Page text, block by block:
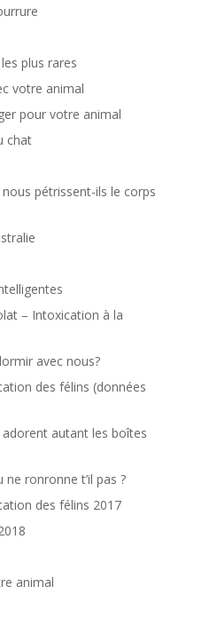
plus rares
votre animal
pour votre animal
chat
pétrissent-ils le corps
– Intoxication à la
avec nous?
des félins (données
autant les boîtes
ronronne t’il pas ?
des félins 2017
animal